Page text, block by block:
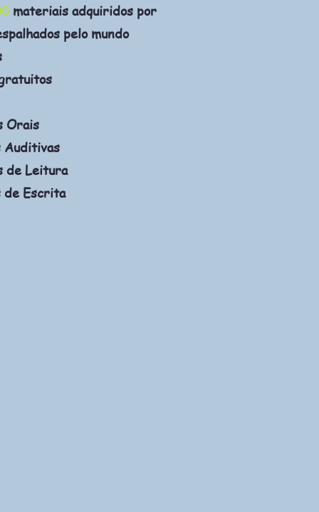
materiais adquiridos por
pelo mundo
Orais
de Leitura
Escrita